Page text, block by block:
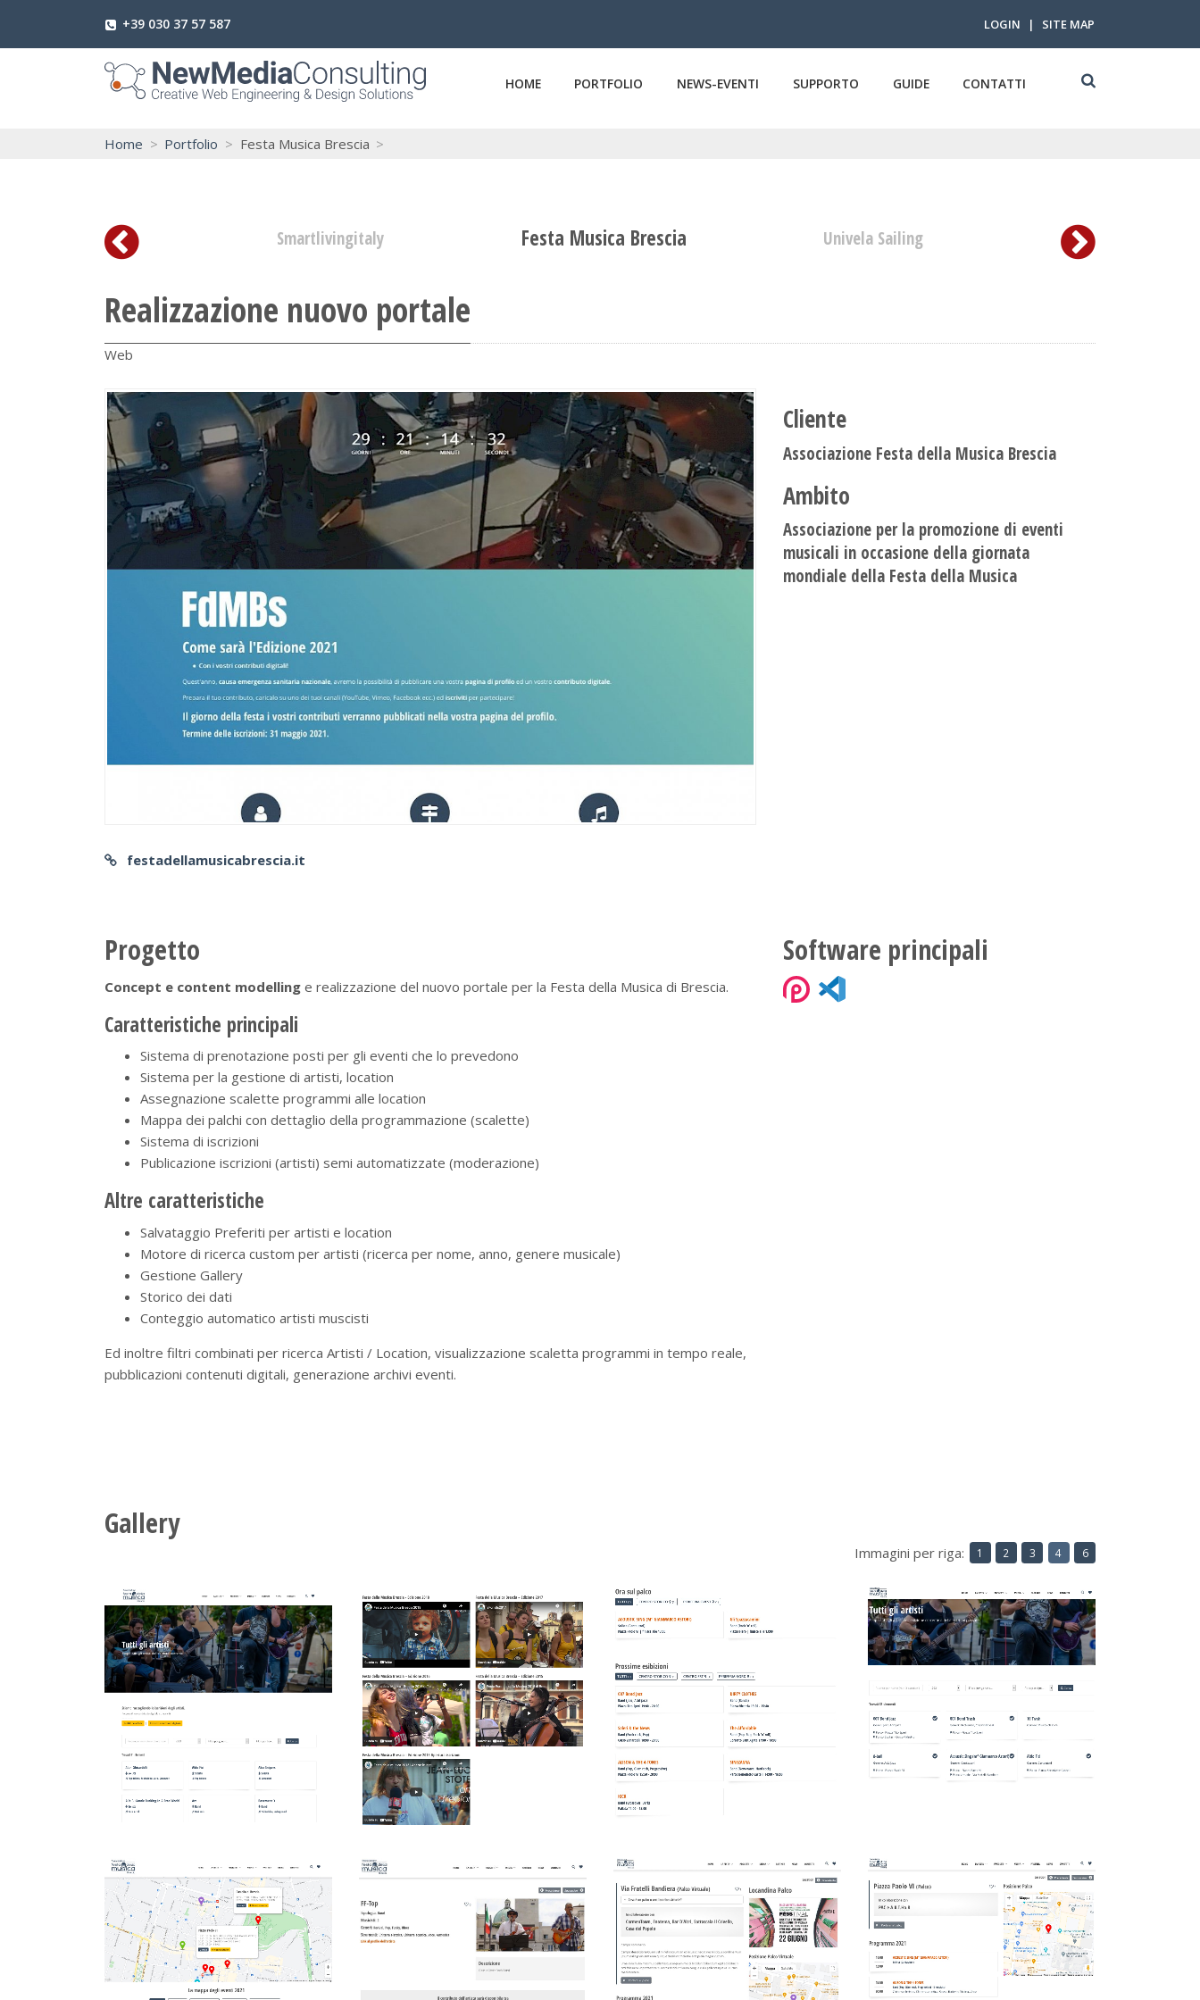
+39 030 37 57 587 LOGIN | SITE MAP
HOME PORTFOLIO NEWS-EVENTI SUPPORTO GUIDE CONTATTI
Home Portfolio Festa Musica Brescia
Smartlivingitaly Festa Musica Brescia Univela Sailing
Realizzazione nuovo portale
Web
festadellamusicabrescia.it
Cliente
Associazione Festa della Musica Brescia
Ambito
Associazione per la promozione di eventi
musicali in occasione della giornata
mondiale della Festa della Musica
Progetto
Concept e content modelling e realizzazione del nuovo portale per la Festa della Musica di Brescia.
Caratteristiche principali
Sistema di prenotazione posti per gli eventi che lo prevedono
Sistema per la gestione di artisti, location
Assegnazione scalette programmi alle location
Mappa dei palchi con dettaglio della programmazione (scalette)
Sistema di iscrizioni
Publicazione iscrizioni (artisti) semi automatizzate (moderazione)
Altre caratteristiche
Salvataggio Preferiti per artisti e location
Motore di ricerca custom per artisti (ricerca per nome, anno, genere musicale)
Gestione Gallery
Storico dei dati
Conteggio automatico artisti muscisti
Ed inoltre filtri combinati per ricerca Artisti / Location, visualizzazione scaletta programmi in tempo reale,
pubblicazioni contenuti digitali, generazione archivi eventi.
Software principali
Gallery
Immagini per riga: 1 2 3 4 6